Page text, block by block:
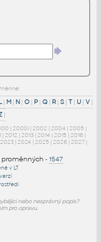
| M| N| O| P| Q| R| S| T| U| V|
|
| 2000i | 2002 | 2004 | 2005 |
| 2012 | 2013 | 2014 | 2015 | 2016 |
2023 | 2024 | 2025 | 2026 | 2027 |
proměnných - 1547
v LT
nebo nesprávný popis?
pro opravu.